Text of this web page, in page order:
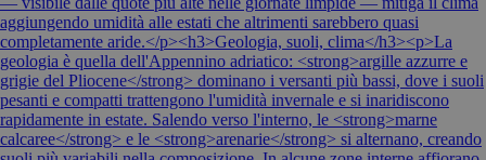
aggiungendo umidità alle estati che altrimenti sarebbero quasi
completamente aride.</p><h3>Geologia, suoli, clima</h3><p>La
geologia è quella dell'Appennino adriatico: <strong>argille azzurre e
grigie del Pliocene</strong> dominano i versanti più bassi, dove i suoli
pesanti e compatti trattengono l'umidità invernale e si inaridiscono
rapidamente in estate. Salendo verso l'interno, le <strong>marne
calcaree</strong> e le <strong>arenarie</strong> si alternano, creando